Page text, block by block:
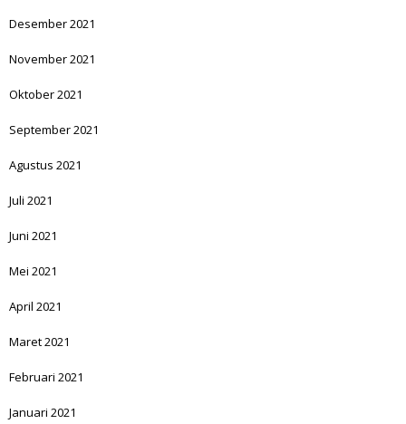
Desember 2021
November 2021
Oktober 2021
September 2021
Agustus 2021
Juli 2021
Juni 2021
Mei 2021
April 2021
Maret 2021
Februari 2021
Januari 2021